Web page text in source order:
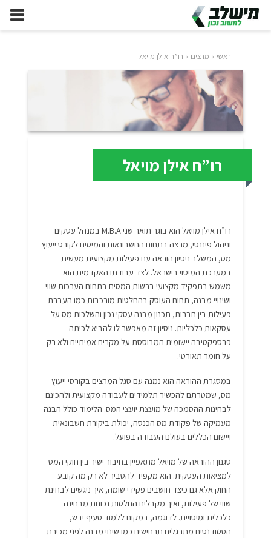
ראשי » מרצים » רו”ח אילן מויאל
רו”ח אילן מויאל
רו”ח אילן מויאל הוא בוגר תואר שני M.B.A במנהל עסקים
וניהול פיננסי, מרצה בתחום החשבונאות והמיסים לקורס ייעוץ
מס, המשלב ניסיון הוראה עם פעילות מקצועית מעשית
במערכת המיסוי בישראל. לצד עבודתו האקדמית הוא
משמש בתפקיד מקצועי ברשות המסים בתחום הערכות שווי
ושינויי מבנה, תחום העוסק בהחלטות מורכבות כמו העברת
פעילות בין חברות, תכנון מבנה עסקי נכון והשלכות מס על
עסקאות כלכליות. ניסיון זה מאפשר לו להביא לכיתה
פרספקטיבה יישומית המבוססת על מקרים אמיתיים ולא רק
על חומר תאורטי.
במסגרת ההוראה הוא נמנה עם סגל המרצים בקורסי ייעוץ
מס, שמטרתם להכשיר תלמידים לעבודה מקצועית ולהכינם
לבחינות ההסמכה של מועצת יועצי המס. הלימוד כולל הבנה
מעמיקה של פקודת מס הכנסה, יכולת ביקורת חשבונאית
ויישום הכללים בעולם העבודה בפועל.
סגנון ההוראה של מויאל מתאפיין בחיבור ישיר בין חוקי המס
למציאות העסקית. הוא מקפיד להסביר לא רק מה קובע
החוק אלא גם כיצד חושבים פקידי שומה, איך ניגשים לבחינת
שווי של פעילות, ואיך מקבלים החלטות נכונות מבחינה
כלכלית ומיסויית. לדוגמה, במקום ללמוד סעיף יבש,
הסטודנטים מתרגלים תרחישים כמו שינוי מבנה לפני מכירת